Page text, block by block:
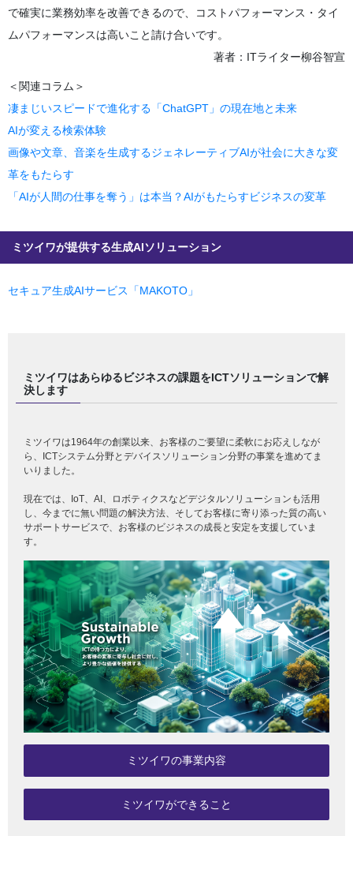
で確実に業務効率を改善できるので、コストパフォーマンス・タイ
ムパフォーマンスは高いこと請け合いです。
著者：ITライター柳谷智宣
＜関連コラム＞
凄まじいスピードで進化する「ChatGPT」の現在地と未来
AIが変える検索体験
画像や文章、音楽を生成するジェネレーティブAIが社会に大きな変
革をもたらす
「AIが人間の仕事を奪う」は本当？AIがもたらすビジネスの変革
ミツイワが提供する生成AIソリューション
セキュア生成AIサービス「MAKOTO」
ミツイワはあらゆるビジネスの課題をICTソリューションで解
決します
ミツイワは1964年の創業以来、お客様のご要望に柔軟にお応えしなが
ら、ICTシステム分野とデバイスソリューション分野の事業を進めてま
いりました。
現在では、IoT、AI、ロボティクスなどデジタルソリューションも活用
し、今までに無い問題の解決方法、そしてお客様に寄り添った質の高い
サポートサービスで、お客様のビジネスの成長と安定を支援していま
す。
ミツイワの事業内容
ミツイワができること